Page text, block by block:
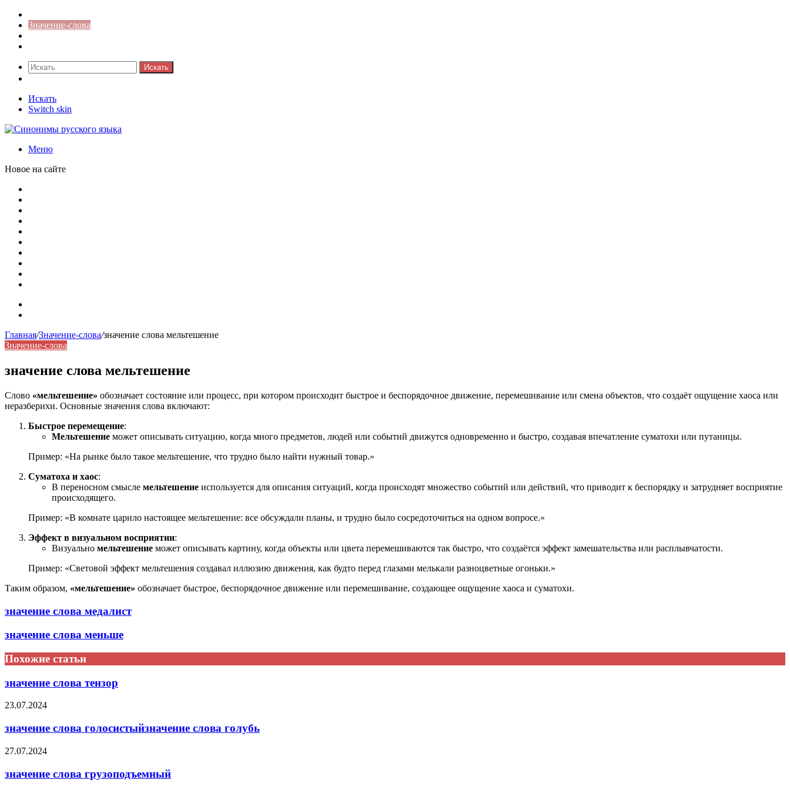
Значение-слова
Искать
Искать
Switch skin
Меню
Новое на сайте
Главная/Значение-слова/значение слова мельтешение
Значение-слова
значение слова мельтешение
Слово «мельтешение» обозначает состояние или процесс, при котором происходит быстрое и беспорядочное движение, перемешивание или смена объектов, что создаёт ощущение хаоса или
неразберихи. Основные значения слова включают:
Быстрое перемещение:
Мельтешение может описывать ситуацию, когда много предметов, людей или событий движутся одновременно и быстро, создавая впечатление суматохи или путаницы.
Пример: «На рынке было такое мельтешение, что трудно было найти нужный товар.»
Суматоха и хаос:
В переносном смысле мельтешение используется для описания ситуаций, когда происходят множество событий или действий, что приводит к беспорядку и затрудняет восприятие
происходящего.
Пример: «В комнате царило настоящее мельтешение: все обсуждали планы, и трудно было сосредоточиться на одном вопросе.»
Эффект в визуальном восприятии:
Визуально мельтешение может описывать картину, когда объекты или цвета перемешиваются так быстро, что создаётся эффект замешательства или расплывчатости.
Пример: «Световой эффект мельтешения создавал иллюзию движения, как будто перед глазами мелькали разноцветные огоньки.»
Таким образом, «мельтешение» обозначает быстрое, беспорядочное движение или перемешивание, создающее ощущение хаоса и суматохи.
значение слова медалист
значение слова меньше
Похожие статьи
значение слова тензор
23.07.2024
значение слова голосистыйзначение слова голубь
27.07.2024
значение слова грузоподъемный